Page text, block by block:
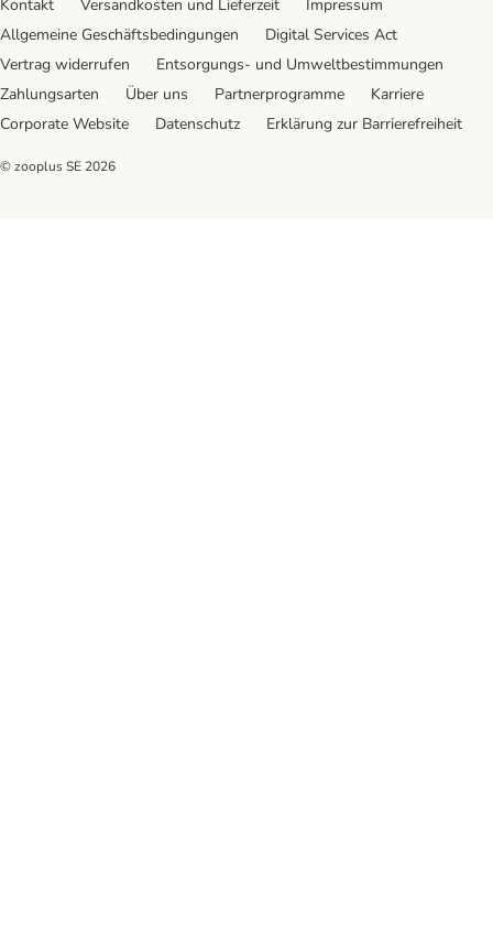
Kontakt Versandkosten und Lieferzeit
Impressum
Allgemeine Geschäftsbedingungen
Digital Services Act
Vertrag widerrufen
Entsorgungs- und Umweltbestimmungen
Zahlungsarten
Über uns Partnerprogramme
Karriere
Corporate Website
Datenschutz Erklärung zur Barrierefreiheit
© zooplus SE 2026